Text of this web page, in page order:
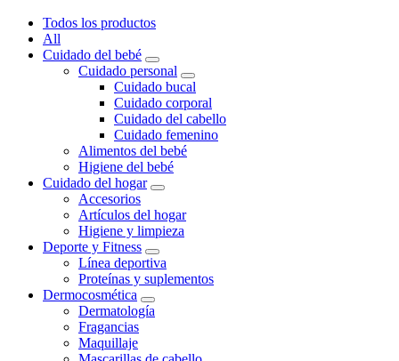
Todos los productos
All
Cuidado del bebé
Cuidado personal
Cuidado bucal
Cuidado corporal
Cuidado del cabello
Cuidado femenino
Alimentos del bebé
Higiene del bebé
Cuidado del hogar
Accesorios
Artículos del hogar
Higiene y limpieza
Deporte y Fitness
Línea deportiva
Proteínas y suplementos
Dermocosmética
Dermatología
Fragancias
Maquillaje